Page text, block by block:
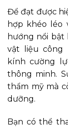
Để đạt được
hợp khéo léo
hướng nổi bật
vật liệu công
kính cường
thông minh.
thẩm mỹ mà
dưỡng.
Bạn có thể